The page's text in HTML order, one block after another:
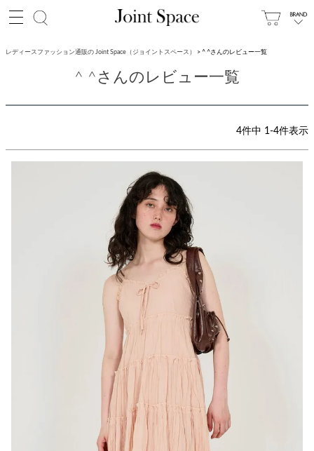
レディースファッション通販の Joint Space（ジョイントスペース） ^ ^さんのレビュー一覧
^ ^さんのレビュー一覧
4件中 1-4件表示